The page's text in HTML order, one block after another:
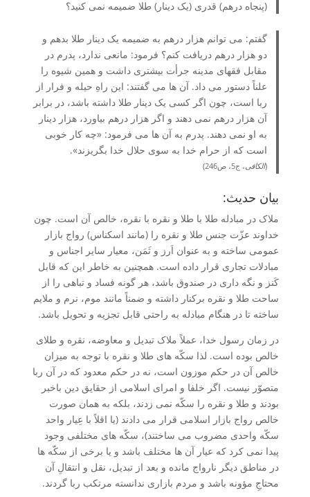
(پنجاه درهم) قدری (یک دینار) طلا ضمیمه نمی کنید؟
گفتم: می توانم هزار درهم به ضمیمه یک دینار طلا بدهم و
دو هزار درهم دریافت کنم؟ فرمود: مانعی ندارد، پدرم در
مقابل فقهای مدینه جرأت بیشتری داشت و همین شیوه را
علناً دستور می داد. آن ها می گفتند: این راهِ حیله و فرار از
ربا است، چون اگر کسی یک دینار طلا داشته باشد، در برابر
آن هزار درهم نمی دهند و اگر هزار درهم بیاورد، هزار دینار
به او نمی دهند. پدرم به آن ها می فرمود: «چه کار خوبی
است که از حرام خدا به سوی حلال خدا بگریزند».
(الکافی، ج5، ص246)
بیان حدیث:
ملاک در مبادله طلا با طلا و نقره با نقره، خالص آن است. چون
خداوند عزّت جنس طلا و نقره را (مانند اسکناس) رواج بازار
عمومی ساخته و به عنوان اَرز و ثَمَن، معیار سایر اجناس و
مبادلات تجاری قرار داده است. همچنین به خاطر این که قابل
کَنز و نگه داری در صندوق باشد، هر گونه فساد و تباهی را از
ساحت طلا و نقره برکنار داشته و ضمناً مانند موم، نرم و ملایم
ساخته تا در هنگام مبادله به راحتی قابل تجزیه و تحویل باشد.
در زمان رسول خدا، عملاً ملاک تبدیل و معاوضه، نقره و طلای
خالص بوده است. لذا سکّه های طلا و نقره با توجه به میزان
خالص آن در حکم موزون است، نه در حکم معدود که در آن ربا
متصوّر نیست. اگر خلفا و امرای اسلامی از حقایق دین باخبر
بودند و طلا و نقره را سکّه نمی زدند، بلکه به همان صورت
خالص رواج بازار اسلامی قرار می دادند (یا اقلاً با عِیار واحد
سکّه واحدی مضروب می ساختند)، سکّه های مختلفی وجود
پیدا نمی کرد که عیار آن ها مختلف باشد و یا برخی از سکّه ها
در مناطق دیگر نارواج مانده و بعد از تبدیل، نقل و انتقالِ آن
محتاجِ مؤونه باشد و مردم بازاری ندانسته مرتکب ربا گردند.